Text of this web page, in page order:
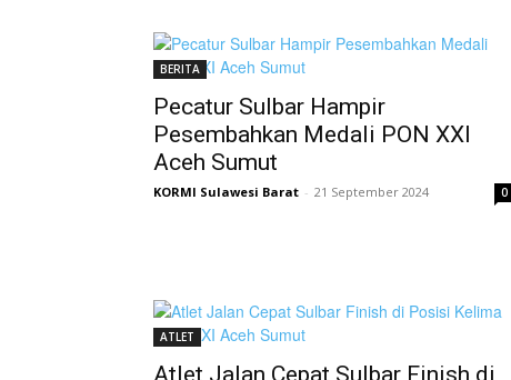
BERITA
Pecatur Sulbar Hampir
Pesembahkan Medali PON XXI
Aceh Sumut
KORMI Sulawesi Barat - 21 September 2024 0
ATLET
Atlet Jalan Cepat Sulbar Finish di